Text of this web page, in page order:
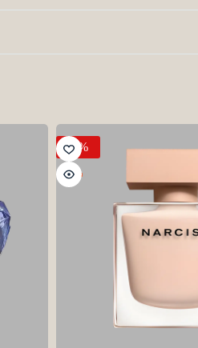
-9%
HOT